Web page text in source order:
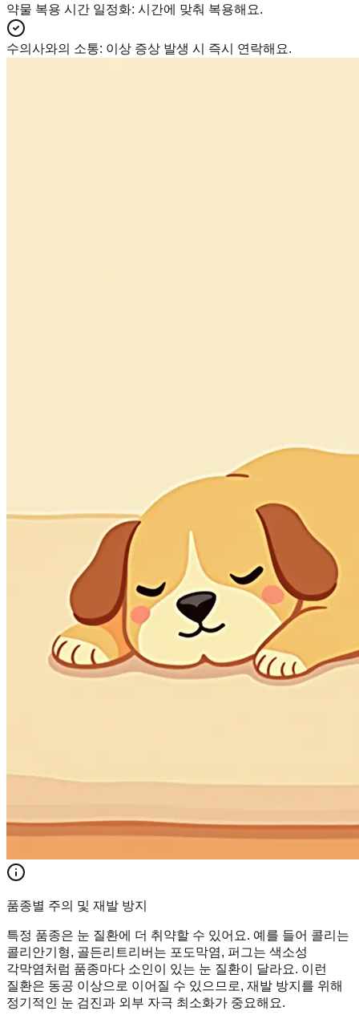
약물 복용 시간 일정화: 시간에 맞춰 복용해요.
수의사와의 소통: 이상 증상 발생 시 즉시 연락해요.
품종별 주의 및 재발 방지
특정 품종은 눈 질환에 더 취약할 수 있어요. 예를 들어 콜리는
콜리안기형, 골든리트리버는 포도막염, 퍼그는 색소성
각막염처럼 품종마다 소인이 있는 눈 질환이 달라요. 이런
질환은 동공 이상으로 이어질 수 있으므로, 재발 방지를 위해
정기적인 눈 검진과 외부 자극 최소화가 중요해요.